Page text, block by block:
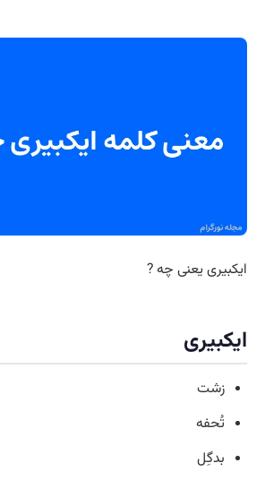
ایکبیری یعنی چه ?
ایکبیری
زشت
تُحفه
بدگِل